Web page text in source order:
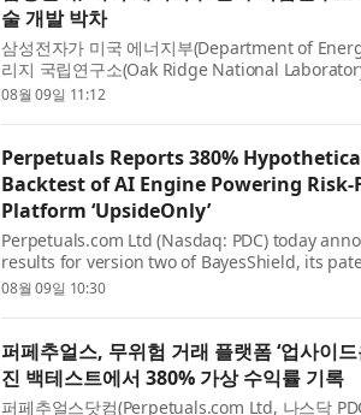
술 개발 박차
삼성전자가 미국 에너지부(Department of
리지 국립연구소(Oak Ridge National
차세대 난방 기술 개발에 박차를 가한다. 연구 과
08월 09일 11:12
Perpetuals Reports 380%
Backtest of AI Engine Powering Risk-
Platform ‘UpsideOnly’
Perpetuals.com Ltd (Nasdaq: PDC) today
results for version two of BayesShield, its
engine developed for UpsideOnly .
08월 09일 10:30
퍼페추얼스, 무위험 거래 플랫폼 ‘업사이
진 백테스트에서 380% 가상 수익률 기록
퍼페추얼스닷컴(Perpetuals.com Ltd, 나스닥